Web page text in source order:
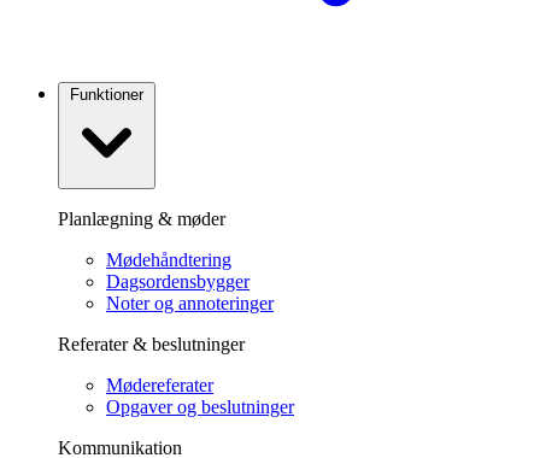
Funktioner
Planlægning & møder
Mødehåndtering
Dagsordensbygger
Noter og annoteringer
Referater & beslutninger
Mødereferater
Opgaver og beslutninger
Kommunikation